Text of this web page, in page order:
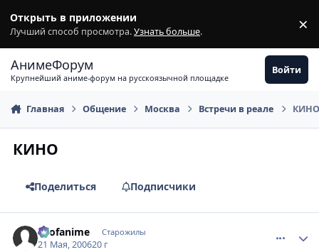
Открыть в приложении
Лучший способ просмотра.Узнать больше. ×
АнимеФорум
Крупнейший аниме-форум на русскоязычной площадке
Войти
Главная Общение Москва Встречи в реале КИНО
КИНО
Поделиться Подписчики
allofanime Старожилы
21 Мая, 200620 г